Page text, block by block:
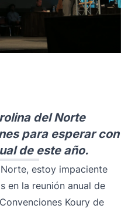
del Norte
para esperar con
de este año.
estoy impaciente
en la reunión anual de
Koury de